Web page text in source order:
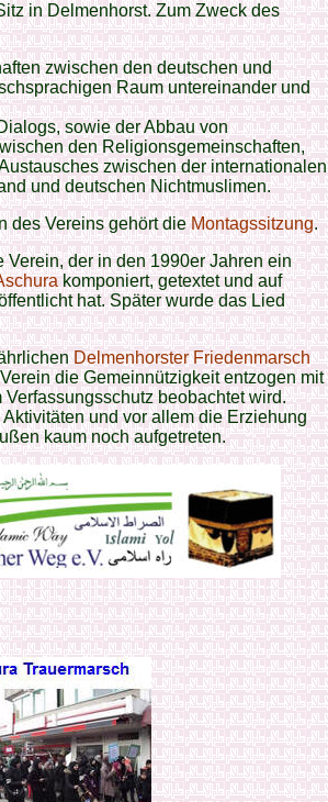
in Delmenhorst. Zum Zweck des
zwischen den deutschen und
Raum untereinander und
sowie der Abbau von
den Religionsgemeinschaften,
zwischen der internationalen
und deutschen Nichtmuslimen.
des Vereins gehört dieMontagssitzung.
Verein, der in den 1990er Jahren ein
komponiert, getextet und auf
hat. Später wurde das Lied
Delmenhorster Friedenmarsch
die Gemeinnützigkeit entzogen mit
beobachtet wird.
und vor allem die Erziehung
kaum noch aufgetreten.